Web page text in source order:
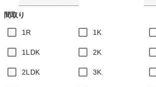
間取り
1R 1K
1LDK 2K
2LDK 3K